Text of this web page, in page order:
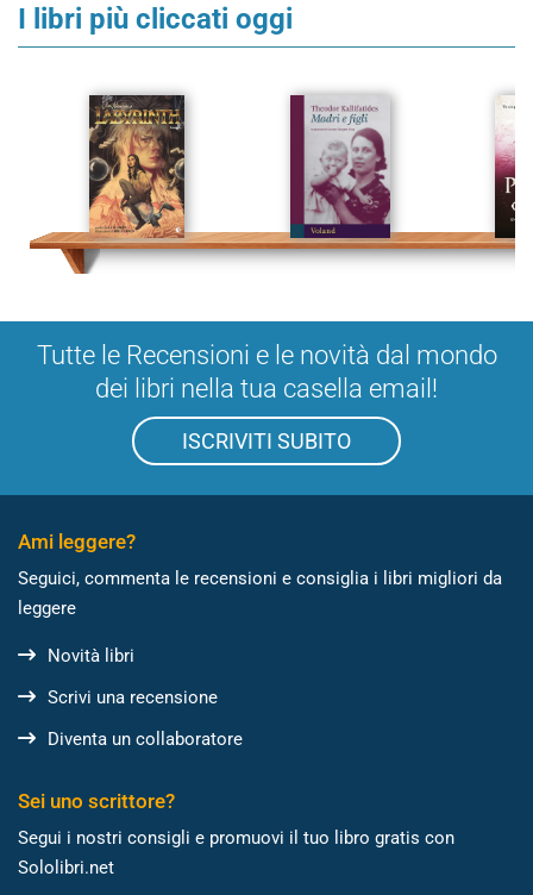
I libri più cliccati oggi
Tutte le Recensioni e le novità dal mondo
dei libri nella tua casella email!
ISCRIVITI SUBITO
Ami leggere?
Seguici, commenta le recensioni e consiglia i libri migliori da
leggere
Novità libri
Scrivi una recensione
Diventa un collaboratore
Sei uno scrittore?
Segui i nostri consigli e promuovi il tuo libro gratis con
Sololibri.net